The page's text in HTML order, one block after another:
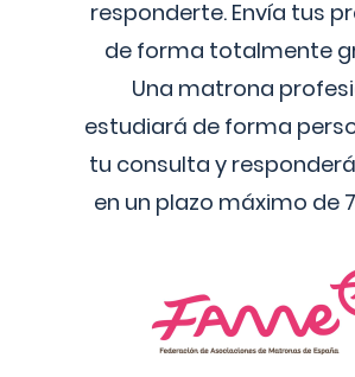
responderte. Envía tus
de forma totalmente
Una matrona
estudiará de forma
tu consulta y
en un plazo máximo de